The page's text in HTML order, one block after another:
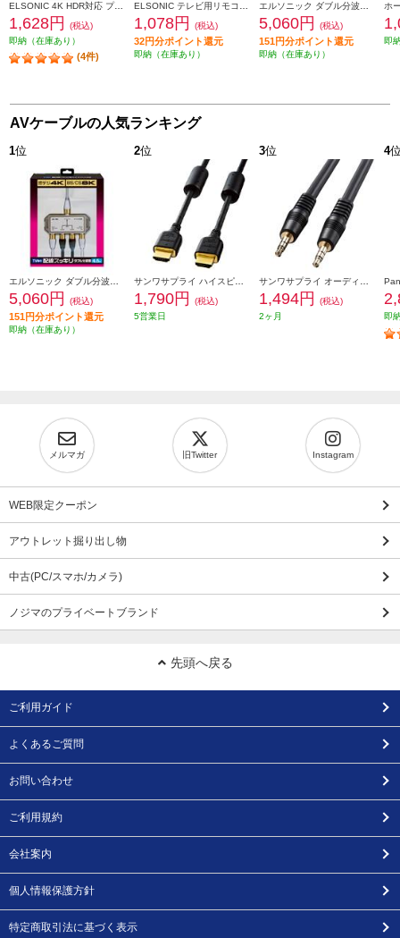
ELSONIC 4K HDR対応 プレミアムHDMIケーブル 1m EPPHDMI10
1,628円
(税込)
即納（在庫あり）
(4件)
1,078円 (税込)
32円分ポイント還元
即納（在庫あり）
5,060円 (税込)
151円分ポイント還元
即納（在庫あり）
即
AVケーブルの人気ランキング
1位
5,060円 (税込)
151円分ポイント還元
即納（在庫あり）
2位
1,790円
(税込)
5営業日
3位
1,494円
(税込)
2ヶ月
4
即
メルマガ 旧Twitter Instagram
WEB限定クーポン
アウトレット掘り出し物
中古(PC/スマホ/カメラ)
ノジマのプライベートブランド
先頭へ戻る
ご利用ガイド
よくあるご質問
お問い合わせ
ご利用規約
会社案内
個人情報保護方針
特定商取引法に基づく表示